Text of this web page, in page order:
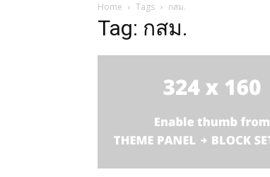
Home Tags กสม.
Tag: กสม.